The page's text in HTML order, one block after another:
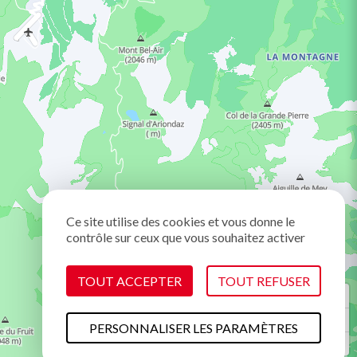
Ce site utilise des cookies et vous donne le
contrôle sur ceux que vous souhaitez activer
TOUT ACCEPTER TOUT REFUSER
PERSONNALISER LES PARAMÈTRES